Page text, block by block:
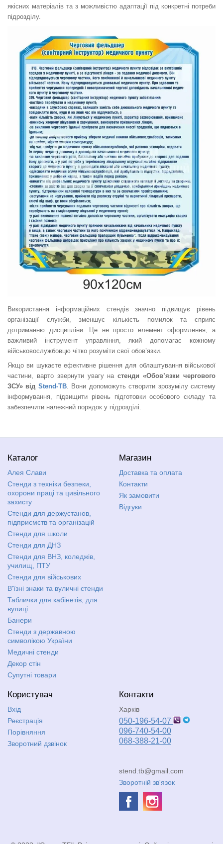
якісних матеріалів та з можливістю адаптації під конкретні потреби
підрозділу.
Використання інформаційних стендів значно підвищує рівень
організації служби, зменшує кількість помилок та сприяє
дотриманню дисципліни. Це не просто елемент оформлення, а
важливий інструмент управління, який допомагає кожному
військовослужбовцю чітко розуміти свої обов’язки.
Якщо ви шукаєте ефективне рішення для облаштування військової
частини, варто звернути увагу настенди «Обов’язки чергового
ЗСУ» від Stend-TB. Вони допоможуть створити зрозумілу систему
інформування, підвищити рівень підготовки особового складу та
забезпечити належний порядок у підрозділі.
Каталог
Алея Слави
Стенди з техніки безпеки,
охорони праці та цивільного
захисту
Стенди для держустанов,
підприємств та організацій
Стенди для школи
Стенди для ДНЗ
Стенди для ВНЗ, коледжів,
училищ, ПТУ
Стенди для військових
В'їзні знаки та вуличні стенди
Таблички для кабінетів, для
вулиці
Банери
Стенди з державною
символікою України
Медичні стенди
Декор стін
Супутні товари
Магазин
Доставка та оплата
Контакти
Як замовити
Відгуки
Користувач
Вхід
Реєстрація
Порівняння
Зворотний дзвінок
Контакти
Харків
050-196-54-07
096-740-54-00
068-388-21-00
stend.tb@gmail.com
Зворотній зв'язок